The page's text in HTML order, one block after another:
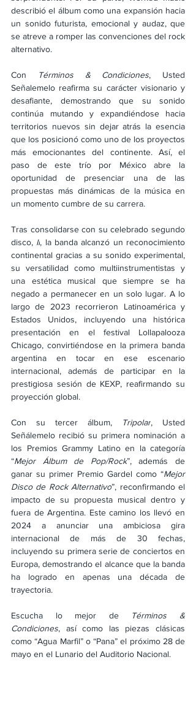
describió el álbum como una expansión hacia
un sonido futurista, emocional y audaz, que
se atreve a romper las convenciones del rock
alternativo.
Con Términos & Condiciones, Usted
Señalemelo reafirma su carácter visionario y
desafiante, demostrando que su sonido
continúa mutando y expandiéndose hacia
territorios nuevos sin dejar atrás la esencia
que los posicionó como uno de los proyectos
más emocionantes del continente. Así, el
paso de este trío por México abre la
oportunidad de presenciar una de las
propuestas más dinámicas de la música en
un momento cumbre de su carrera.
Tras consolidarse con su celebrado segundo
disco, II, la banda alcanzó un reconocimiento
continental gracias a su sonido experimental,
su versatilidad como multiinstrumentistas y
una estética musical que siempre se ha
negado a permanecer en un solo lugar. A lo
largo de 2023 recorrieron Latinoamérica y
Estados Unidos, incluyendo una histórica
presentación en el festival Lollapalooza
Chicago, convirtiéndose en la primera banda
argentina en tocar en ese escenario
internacional, además de participar en la
prestigiosa sesión de KEXP, reafirmando su
proyección global.
Con su tercer álbum, Tripolar, Usted
Señálemelo recibió su primera nominación a
los Premios Grammy Latino en la categoría
“Mejor Álbum de Pop/Rock”, además de
ganar su primer Premio Gardel como “Mejor
Disco de Rock Alternativo”, reconfirmando el
impacto de su propuesta musical dentro y
fuera de Argentina. Este camino los llevó en
2024 a anunciar una ambiciosa gira
internacional de más de 30 fechas,
incluyendo su primera serie de conciertos en
Europa, demostrando el alcance que la banda
ha logrado en apenas una década de
trayectoria.
Escucha lo mejor de Términos &
Condiciones, así como las piezas clásicas
como “Agua Marfil” o “Pana” el próximo 28 de
mayo en el Lunario del Auditorio Nacional.